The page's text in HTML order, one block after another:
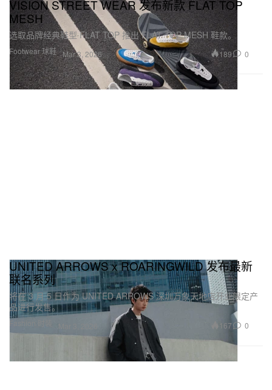
Footwear 球鞋
VISION STREET WEAR 发布新款 FLAT TOP
MESH
选取品牌经典鞋型 FLAT TOP 推出 FLAT TOP MESH 鞋款。
Mar 3, 2026 189 0
Fashion 时装
UNITED ARROWS x ROARINGWILD 发布最新
联名系列
将在 3 月 5 日作为 UNITED ARROWS 深圳万象天地店开业限定产
品进行发售。
167 0